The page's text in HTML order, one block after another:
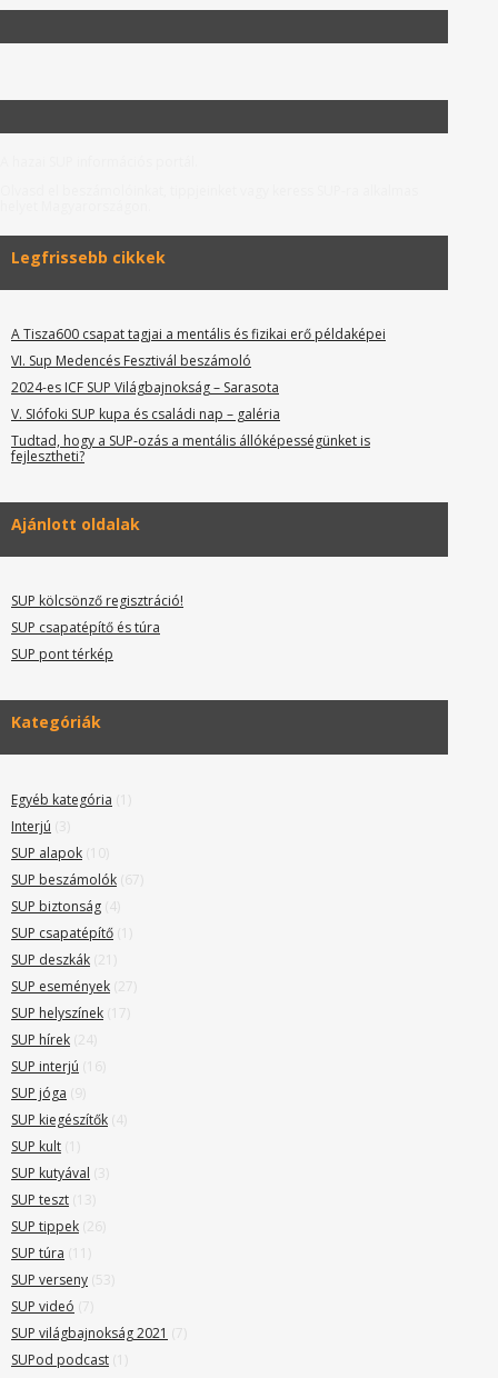
Legfrissebb cikkek
A Tisza600 csapat tagjai a mentális és fizikai erő példaképei
VI. Sup Medencés Fesztivál beszámoló
2024-es ICF SUP Világbajnokság – Sarasota
V. SIófoki SUP kupa és családi nap – galéria
Tudtad, hogy a SUP-ozás a mentális állóképességünket is
fejlesztheti?
Ajánlott oldalak
SUP kölcsönző regisztráció!
SUP csapatépítő és túra
SUP pont térkép
Kategóriák
Egyéb kategória (1)
Interjú (3)
SUP alapok (10)
SUP beszámolók (67)
SUP biztonság (4)
SUP csapatépítő (1)
SUP deszkák (21)
SUP események (27)
SUP helyszínek (17)
SUP hírek (24)
SUP interjú (16)
SUP jóga (9)
SUP kiegészítők (4)
SUP kult (1)
SUP kutyával (3)
SUP teszt (13)
SUP tippek (26)
SUP túra (11)
SUP verseny (53)
SUP videó (7)
SUP világbajnokság 2021 (7)
SUPod podcast (1)